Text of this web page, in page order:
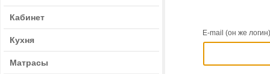
Кабинет
Кухня
Матрасы
Е-mail (он же